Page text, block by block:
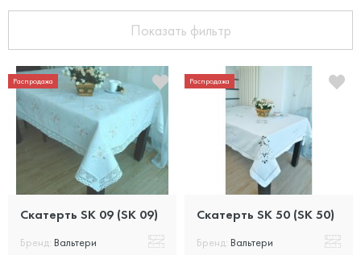
Показать фильтр
Распродажа
Скатерть SK 09 (SK 09)
Бренд: Вальтери
Распродажа
Скатерть SK 50 (SK 50)
Бренд: Вальтери